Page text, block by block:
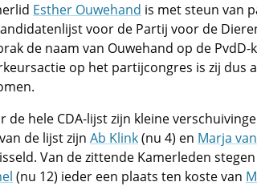
Esther Ouwehand is met steun van
voor de Partij voor de
de naam van Ouwehand op de
op het partijcongres is zij dus
de hele CDA-lijst zijn kleine
de lijst zijn Ab Klink(nu 4) en Marja
Van de zittende Kamerleden stegen
(nu 12) ieder een plaats ten koste van